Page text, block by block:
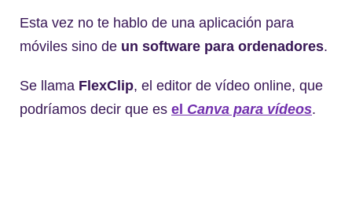
Esta vez no te hablo de una aplicación para
móviles sino de un software para ordenadores.
Se llama FlexClip, el editor de vídeo online, que
podríamos decir que es el Canva para vídeos.